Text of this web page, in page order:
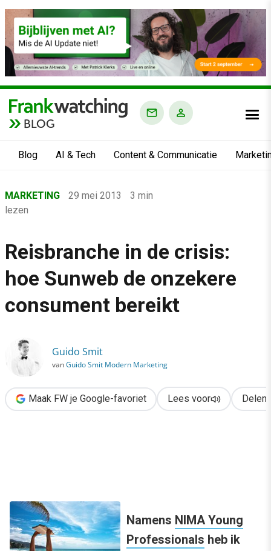
BLOG
Blog AI & Tech Content & Communicatie
›
Marketing
›
Reisbranche in de crisis: hoe Sunweb de onzekere consument
MARKETING 29 mei 2013
3 min
lezen
Reisbranche in de crisis:
hoe Sunweb de onzekere
consument bereikt
Guido Smit
vanGuido Smit Modern Marketing
Maak FW je Google-favoriet Lees voor Delen
Namens NIMA Young
Professionals heb ik